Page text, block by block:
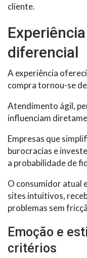
cliente.
diferencial
A experiência
compra tornou-se
Atendimento ágil,
influenciam
Empresas que
burocracias e
a probabilidade de
O consumidor atual
sites intuitivos,
problemas sem
Emoção e
critérios